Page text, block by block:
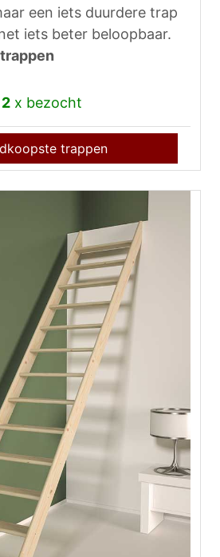
een iets duurdere trap
iets beter beloopbaar.
2x bezocht
trappen